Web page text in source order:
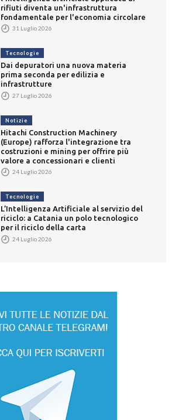
rifiuti diventa un'infrastruttura
fondamentale per l'economia circolare
31 Luglio 2026
Tecnologie
Dai depuratori una nuova materia
prima seconda per edilizia e
infrastrutture
27 Luglio 2026
Notizie
Hitachi Construction Machinery
(Europe) rafforza l'integrazione tra
costruzioni e mining per offrire più
valore a concessionari e clienti
24 Luglio 2026
Tecnologie
L’Intelligenza Artificiale al servizio del
riciclo: a Catania un polo tecnologico
per il riciclo della carta
24 Luglio 2026